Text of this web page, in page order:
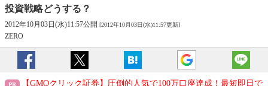
投資戦略どうする？
2012年10月03日(水)11:57公開 [2012年10月03日(水)11:57更新]
ZERO
【GMOクリック証券】圧倒的人気で100万口座達成！最短即日で